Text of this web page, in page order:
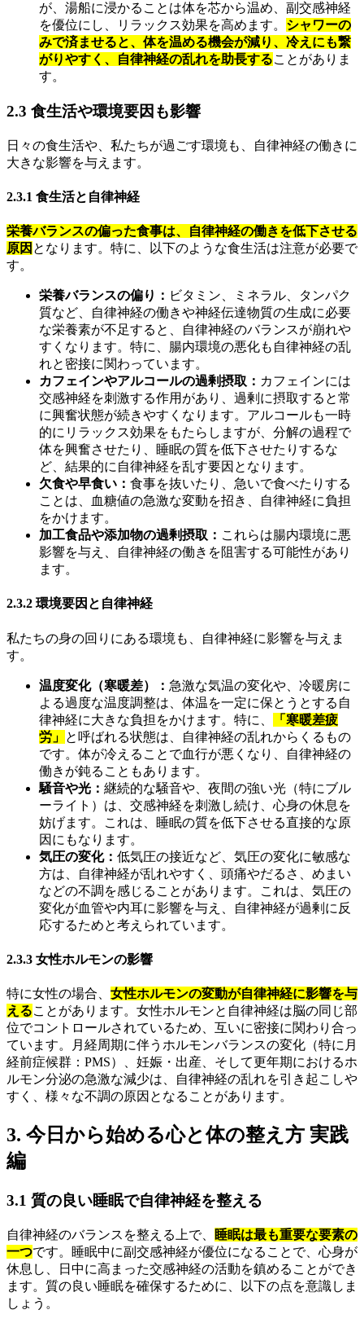
が、湯船に浸かることは体を芯から温め、副交感神経
を優位にし、リラックス効果を高めます。 シャワーの
みで済ませると、体を温める機会が減り、冷えにも繋
がりやすく、自律神経の乱れを助長することがありま
す。
2.3 食生活や環境要因も影響
日々の食生活や、私たちが過ごす環境も、自律神経の働きに
大きな影響を与えます。
2.3.1 食生活と自律神経
栄養バランスの偏った食事は、自律神経の働きを低下させる
原因 となります。特に、以下のような食生活は注意が必要で
す。
栄養バランスの偏り： ビタミン、ミネラル、タンパク
質など、自律神経の働きや神経伝達物質の生成に必要
な栄養素が不足すると、自律神経のバランスが崩れや
すくなります。特に、腸内環境の悪化も自律神経の乱
れと密接に関わっています。
カフェインやアルコールの過剰摂取： カフェインには
交感神経を刺激する作用があり、過剰に摂取すると常
に興奮状態が続きやすくなります。アルコールも一時
的にリラックス効果をもたらしますが、分解の過程で
体を興奮させたり、睡眠の質を低下させたりするな
ど、結果的に自律神経を乱す要因となります。
欠食や早食い： 食事を抜いたり、急いで食べたりする
ことは、血糖値の急激な変動を招き、自律神経に負担
をかけます。
加工食品や添加物の過剰摂取： これらは腸内環境に悪
影響を与え、自律神経の働きを阻害する可能性があり
ます。
2.3.2 環境要因と自律神経
私たちの身の回りにある環境も、自律神経に影響を与えま
す。
温度変化（寒暖差）： 急激な気温の変化や、冷暖房に
よる過度な温度調整は、体温を一定に保とうとする自
律神経に大きな負担をかけます。特に、
「寒暖差疲
労」 と呼ばれる状態は、自律神経の乱れからくるもの
です。体が冷えることで血行が悪くなり、自律神経の
働きが鈍ることもあります。
騒音や光： 継続的な騒音や、夜間の強い光（特にブル
ーライト）は、交感神経を刺激し続け、心身の休息を
妨げます。これは、睡眠の質を低下させる直接的な原
因にもなります。
気圧の変化： 低気圧の接近など、気圧の変化に敏感な
方は、自律神経が乱れやすく、頭痛やだるさ、めまい
などの不調を感じることがあります。これは、気圧の
変化が血管や内耳に影響を与え、自律神経が過剰に反
応するためと考えられています。
2.3.3 女性ホルモンの影響
特に女性の場合、 女性ホルモンの変動が自律神経に影響を与
えることがあります。女性ホルモンと自律神経は脳の同じ部
位でコントロールされているため、互いに密接に関わり合っ
ています。月経周期に伴うホルモンバランスの変化（特に月
経前症候群：PMS）、妊娠・出産、そして更年期におけるホ
ルモン分泌の急激な減少は、自律神経の乱れを引き起こしや
すく、様々な不調の原因となることがあります。
3. 今日から始める心と体の整え方 実践
編
3.1 質の良い睡眠で自律神経を整える
自律神経のバランスを整える上で、
睡眠は最も重要な要素の
一つです。睡眠中に副交感神経が優位になることで、心身が
休息し、日中に高まった交感神経の活動を鎮めることができ
ます。質の良い睡眠を確保するために、以下の点を意識しま
しょう。